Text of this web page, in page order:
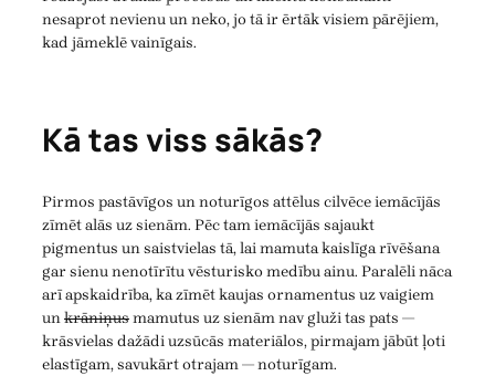
nesaprot nevienu un neko, jo tā ir ērtāk visiem pārējiem,
kad jāmeklē vainīgais.
Kā tas viss sākās?
Pirmos pastāvīgos un noturīgos attēlus cilvēce iemācījās
zīmēt alās uz sienām. Pēc tam iemācījās sajaukt
pigmentus un saistvielas tā, lai mamuta kaislīga rīvēšana
gar sienu nenotīrītu vēsturisko medību ainu. Paralēli nāca
arī apskaidrība, ka zīmēt kaujas ornamentus uz vaigiem
unkrāniņusmamutus uz sienām nav gluži tas pats —
krāsvielas dažādi uzsūcās materiālos, pirmajam jābūt ļoti
elastīgam, savukārt otrajam — noturīgam.